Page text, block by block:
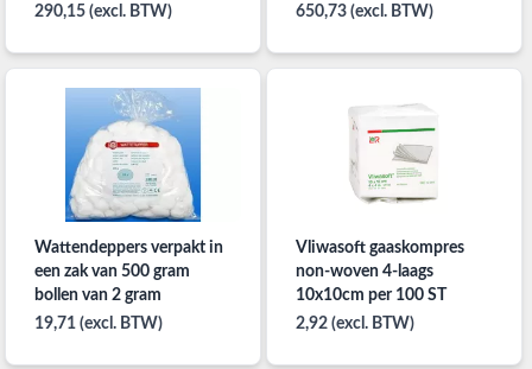
290,15 (excl. BTW) 650,73 (excl. BTW)
Wattendeppers verpakt in
een zak van 500 gram
bollen van 2 gram
19,71 (excl. BTW)
Vliwasoft gaaskompres
non-woven 4-laags
10x10cm per 100 ST
2,92 (excl. BTW)